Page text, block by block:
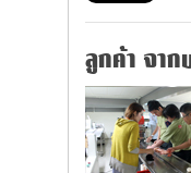
ลูกค้า จา